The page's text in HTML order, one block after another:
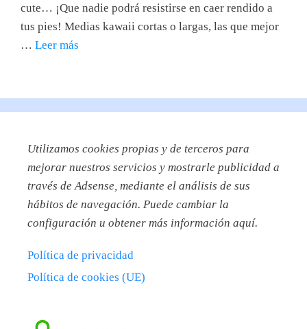
cute… ¡Que nadie podrá resistirse en caer rendido a
tus pies! Medias kawaii cortas o largas, las que mejor
… Leer más
Utilizamos cookies propias y de terceros para
mejorar nuestros servicios y mostrarle publicidad a
través de Adsense, mediante el análisis de sus
hábitos de navegación. Puede cambiar la
configuración u obtener más información aquí.
Política de privacidad
Política de cookies (UE)